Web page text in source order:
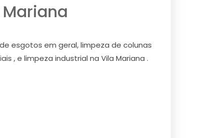
esgotos em geral, limpeza de colunas
, e limpeza industrial na Vila Mariana .